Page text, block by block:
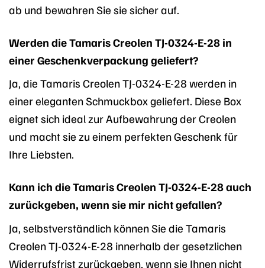
ab und bewahren Sie sie sicher auf.
Werden die Tamaris Creolen TJ-0324-E-28 in
einer Geschenkverpackung geliefert?
Ja, die Tamaris Creolen TJ-0324-E-28 werden in
einer eleganten Schmuckbox geliefert. Diese Box
eignet sich ideal zur Aufbewahrung der Creolen
und macht sie zu einem perfekten Geschenk für
Ihre Liebsten.
Kann ich die Tamaris Creolen TJ-0324-E-28 auch
zurückgeben, wenn sie mir nicht gefallen?
Ja, selbstverständlich können Sie die Tamaris
Creolen TJ-0324-E-28 innerhalb der gesetzlichen
Widerrufsfrist zurückgeben, wenn sie Ihnen nicht